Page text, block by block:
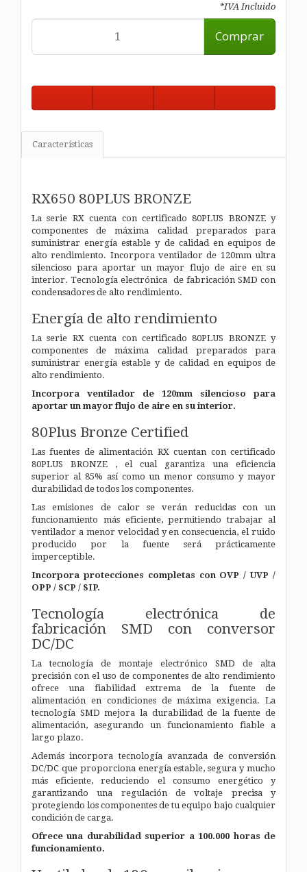
*IVA Incluido
Comprar
Características
RX650 80PLUS BRONZE
La serie RX cuenta con certificado 80PLUS BRONZE y
componentes de máxima calidad preparados para
suministrar energía estable y de calidad en equipos de
alto rendimiento. Incorpora ventilador de 120mm ultra
silencioso para aportar un mayor flujo de aire en su
interior. Tecnología electrónica de fabricación SMD con
condensadores de alto rendimiento.
Energía de alto rendimiento
La serie RX cuenta con certificado 80PLUS BRONZE y
componentes de máxima calidad preparados para
suministrar energía estable y de calidad en equipos de
alto rendimiento.
Incorpora ventilador de 120mm silencioso para
aportar un mayor flujo de aire en su interior.
80Plus Bronze Certified
Las fuentes de alimentación RX cuentan con certificado
80PLUS BRONZE , el cual garantiza una eficiencia
superior al 85% así como un menor consumo y mayor
durabilidad de todos los componentes.
Las emisiones de calor se verán reducidas con un
funcionamiento más eficiente, permitiendo trabajar al
ventilador a menor velocidad y en consecuencia, el ruido
producido por la fuente será prácticamente
imperceptible.
Incorpora protecciones completas con OVP / UVP /
OPP / SCP / SIP.
Tecnología electrónica de
fabricación SMD con conversor
DC/DC
La tecnología de montaje electrónico SMD de alta
precisión con el uso de componentes de alto rendimiento
ofrece una fiabilidad extrema de la fuente de
alimentación en condiciones de máxima exigencia. La
tecnología SMD mejora la durabilidad de la fuente de
alimentación, asegurando un funcionamiento fiable a
largo plazo.
Además incorpora tecnología avanzada de conversión
DC/DC que proporciona energía estable, segura y mucho
más eficiente, reduciendo el consumo energético y
garantizando una regulación de voltaje precisa y
protegiendo los componentes de tu equipo bajo cualquier
condición de carga.
Ofrece una durabilidad superior a 100.000 horas de
funcionamiento.